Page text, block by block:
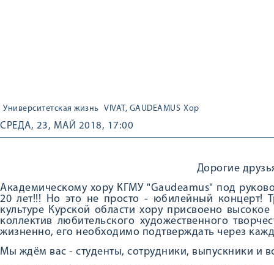
Университетская жизнь VIVAT, GAUDEAMUS Хор
СРЕДА, 23, МАЙ 2018, 17:00
Дорогие
Академическому хору КГМУ "Gaudeamus" под
20 лет!!! Но это не просто - юбилейный концерт!
культуре Курской области хору присвоено
коллектив любительского художественного
жизненно, его необходимо подтверждать через
Мы ждём вас - студенты, сотрудники, выпускники и